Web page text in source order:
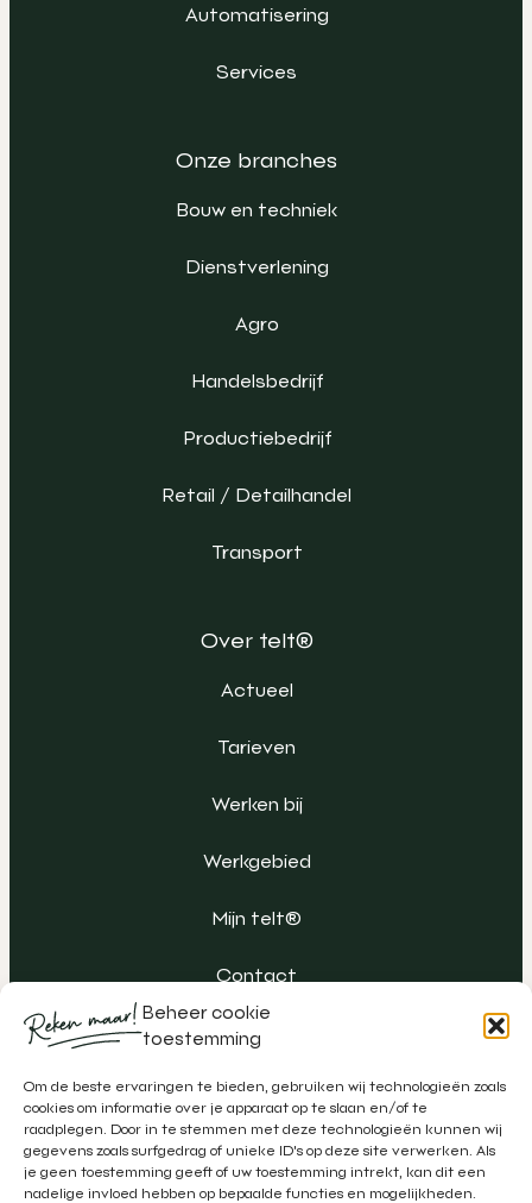
Beheer cookie
toestemming
Om de beste ervaringen te bieden, gebruiken wij technologieën zoals
cookies om informatie over je apparaat op te slaan en/of te
raadplegen. Door in te stemmen met deze technologieën kunnen wij
gegevens zoals surfgedrag of unieke ID's op deze site verwerken. Als
je geen toestemming geeft of uw toestemming intrekt, kan dit een
nadelige invloed hebben op bepaalde functies en mogelijkheden.
Automatisering
Services
Onze branches
Bouw en techniek
Dienstverlening
Agro
Handelsbedrijf
Productiebedrijf
Retail / Detailhandel
Transport
Over telt®
Actueel
Tarieven
Werken bij
Werkgebied
Mijn telt®
Contact